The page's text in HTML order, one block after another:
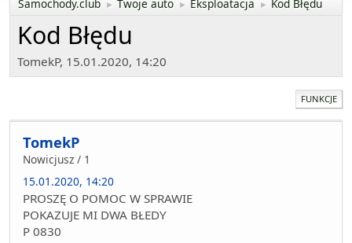
Samochody.club ► Twoje auto ► Eksploatacja ► Kod Błędu
Kod Błędu
TomekP, 15.01.2020, 14:20
FUNKCJE
TomekP
Nowicjusz / 1
15.01.2020, 14:20
PROSZĘ O POMOC W SPRAWIE
POKAZUJE MI DWA BŁEDY
P 0830